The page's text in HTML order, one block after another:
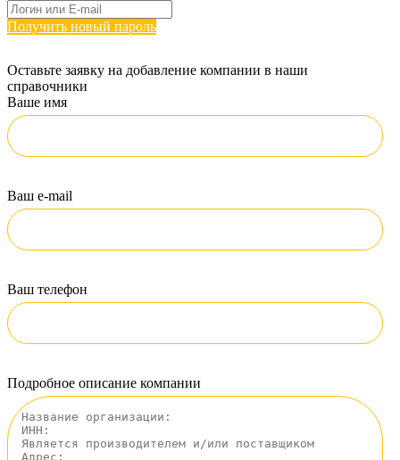
Получить новый пароль
Оставьте заявку на добавление компании в наши
справочники
Ваше имя
Ваш e-mail
Ваш телефон
Подробное описание компании